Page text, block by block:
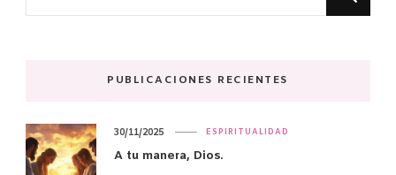
PUBLICACIONES RECIENTES
ESPIRITUALIDAD
A tu manera, Dios.
30/11/2025